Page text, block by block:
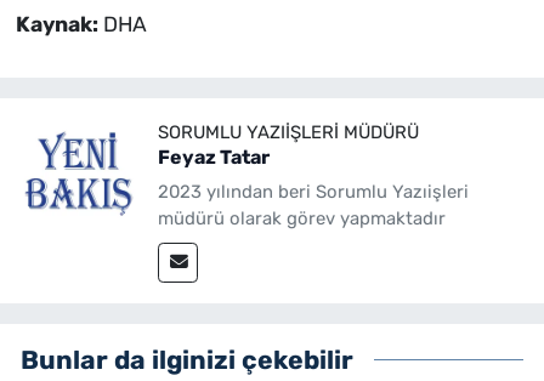
Kaynak: DHA
SORUMLU YAZIIŞLERI MÜDÜRÜ
Feyaz Tatar
2023 yılından beri Sorumlu Yazıişleri
müdürü olarak görev yapmaktadır
Bunlar da ilginizi çekebilir